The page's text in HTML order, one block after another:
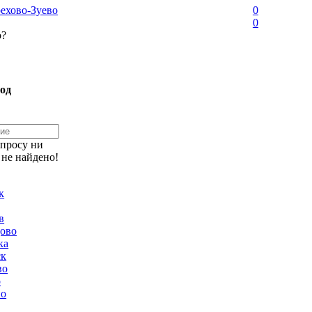
0
0
Зуево
ни
найдено!